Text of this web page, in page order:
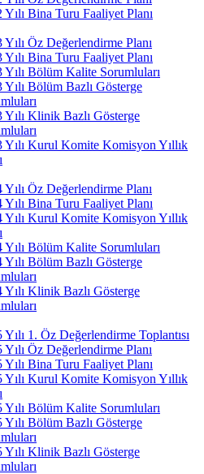
Yılı Bina Turu Faaliyet Planı
Yılı Öz Değerlendirme Planı
Yılı Bina Turu Faaliyet Planı
Yılı Bölüm Kalite Sorumluları
Yılı Bölüm Bazlı Gösterge
Yılı Klinik Bazlı Gösterge
Yılı Kurul Komite Komisyon Yıllık
Yılı Öz Değerlendirme Planı
Yılı Bina Turu Faaliyet Planı
Yılı Kurul Komite Komisyon Yıllık
Yılı Bölüm Kalite Sorumluları
Yılı Bölüm Bazlı Gösterge
Yılı Klinik Bazlı Gösterge
Yılı 1. Öz Değerlendirme Toplantısı
Yılı Öz Değerlendirme Planı
Yılı Bina Turu Faaliyet Planı
Yılı Kurul Komite Komisyon Yıllık
Yılı Bölüm Kalite Sorumluları
Yılı Bölüm Bazlı Gösterge
Yılı Klinik Bazlı Gösterge